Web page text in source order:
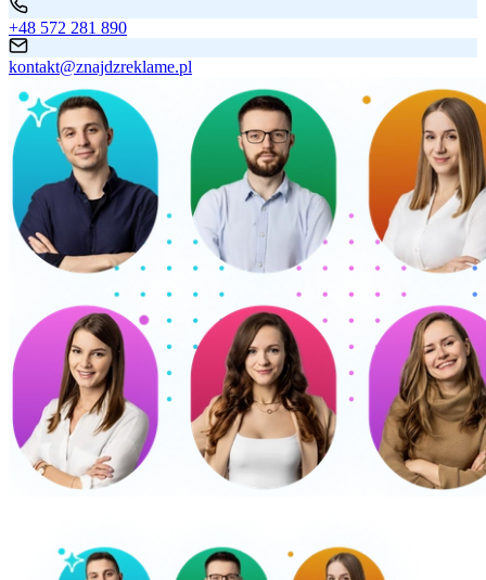
+48 572 281 890
kontakt@znajdzreklame.pl